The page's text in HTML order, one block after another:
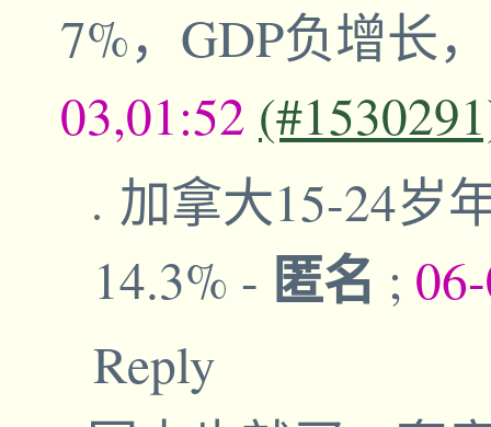
7%，GDP负增长
03,01:52
加拿大15-24岁
14.3% - 匿名 ;
Reply